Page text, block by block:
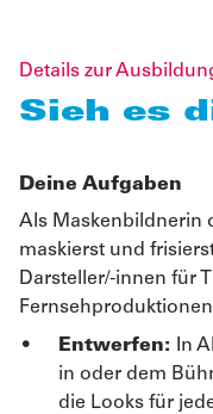
Details zur
Sieh es
Deine Aufgaben
Als Maskenbildnerin
maskierst und
Darsteller/-innen für
Entwerfen:
In
in oder dem
die Looks für